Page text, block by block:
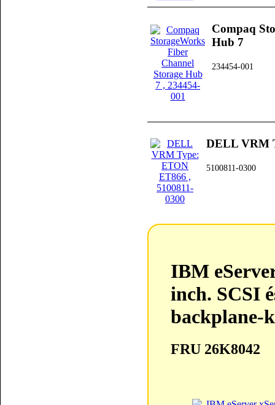
Compaq
Hub 7
234454-001
DELL VRM
5100811-0300
IBM
inch. SCSI
backplane-
FRU 26K8042